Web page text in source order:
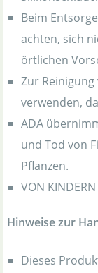
Beim
achten, sich
örtlichen
Zur
verwenden,
ADA
und Tod von
Pflanzen.
VON
Hinweise zur
Dieses